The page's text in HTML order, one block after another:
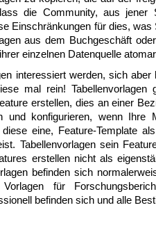
die Community, aus jener
Einschränkungen für dies, was
aus dem Buchgeschäft
einzelnen Datenquelle
interessiert werden, sich
mal rein! Tabellenvorlagen
erstellen, dies an einer
und konfigurieren, wenn Ihre
eine, Feature-Template
Tabellenvorlagen sein
erstellen nicht als
befinden sich
für
befinden sich und alle